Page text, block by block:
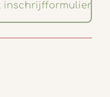
inschrijfformulier